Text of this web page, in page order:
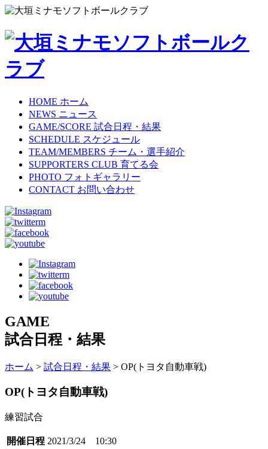
HOME ホーム
NEWS ニュース
GAME/SCORE 試合日程・結果
SCHEDULE スケジュール
TEAM/MEMBERS チーム・選手紹介
SUPPORTERS CLUB 育てる会
PHOTO フォトギャラリー
CONTACT お問い合わせ
GAME
試合日程・結果
ホーム > 試合日程・結果 > OP(トヨタ自動車戦)
OP(トヨタ自動車戦)
練習試合
開催日程 2021/3/24 10:30